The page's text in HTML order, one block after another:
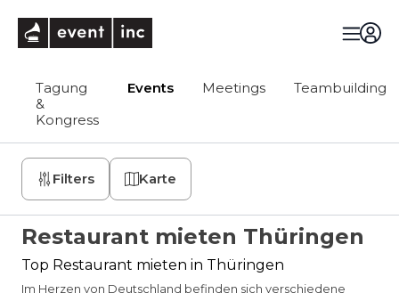
Tagung
&
Kongress
Events Meetings Teambuilding
Filters Karte
Restaurant mieten Thüringen
Top Restaurant mieten in Thüringen
Im Herzen von Deutschland befinden sich verschiedene